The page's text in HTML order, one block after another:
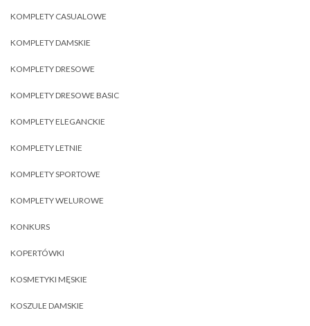
KOMPLETY CASUALOWE
KOMPLETY DAMSKIE
KOMPLETY DRESOWE
KOMPLETY DRESOWE BASIC
KOMPLETY ELEGANCKIE
KOMPLETY LETNIE
KOMPLETY SPORTOWE
KOMPLETY WELUROWE
KONKURS
KOPERTÓWKI
KOSMETYKI MĘSKIE
KOSZULE DAMSKIE